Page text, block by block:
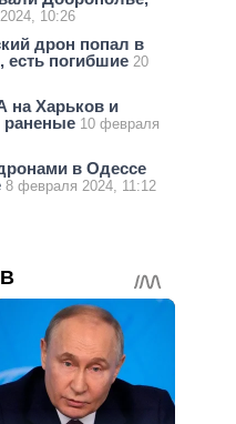
10:26
дрон попал в
есть погибшие 20
на Харьков и
раненые 10 февраля
в Одессе
8 февраля 2024, 11:12